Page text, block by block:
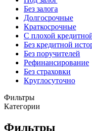
Без залога
Долгосрочные
Краткосрочные
С плохой
Без кредитной
Без поручителей
Рефинансирование
Без страховки
Круглосуточно
Фильтры
Категории
Фильтры